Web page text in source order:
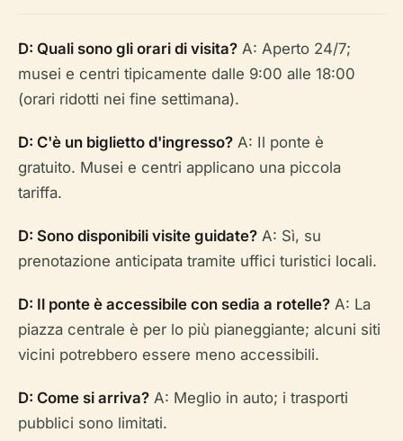
D: Quali sono gli orari di visita? A: Aperto 24/7;
musei e centri tipicamente dalle 9:00 alle 18:00
(orari ridotti nei fine settimana).
D: C'è un biglietto d'ingresso? A: Il ponte è
gratuito. Musei e centri applicano una piccola
tariffa.
D: Sono disponibili visite guidate? A: Sì, su
prenotazione anticipata tramite uffici turistici locali.
D: Il ponte è accessibile con sedia a rotelle? A: La
piazza centrale è per lo più pianeggiante; alcuni siti
vicini potrebbero essere meno accessibili.
D: Come si arriva? A: Meglio in auto; i trasporti
pubblici sono limitati.